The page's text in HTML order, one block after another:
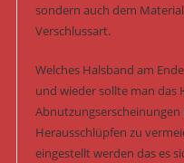
sondern auch dem
Verschlussart.
Welches Halsband am
und wieder sollte man das
Herausschlüpfen zu
eingestellt werden das es